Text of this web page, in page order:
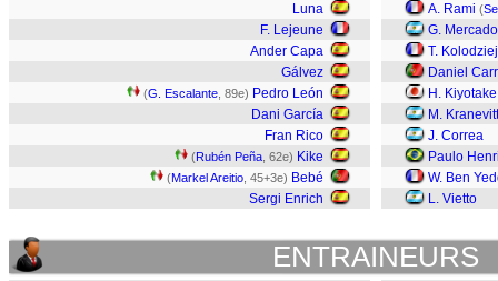
Luna
F. Lejeune
Ander Capa
Gálvez
(G. Escalante , 89e) Pedro León
Dani García
Fran Rico
(Rubén Peña , 62e) Kike
(Markel Areitio , 45+3e) Bebé
Sergi Enrich
A. Rami (
G. Mercado
T.
Daniel
H. Kiyotake
M.
J. Correa
Paulo
W. Ben
L. Vietto
ENTRAINEURS